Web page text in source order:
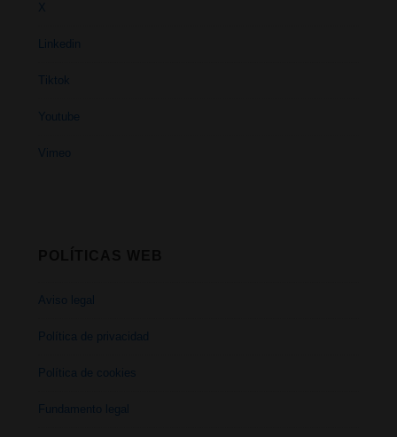
X
Linkedin
Tiktok
Youtube
Vimeo
Aviso legal
Política de privacidad
Política de cookies
Fundamento legal